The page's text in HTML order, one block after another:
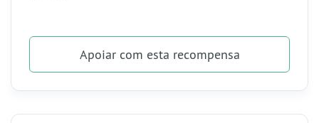
Apoiarcom esta recompensa